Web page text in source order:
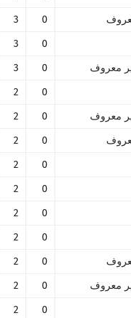
0
3
0
3
معروف
0
3
0
2
معروف
0
2
0
2
0
2
0
2
0
2
0
2
0
2
معروف
0
2
0
2